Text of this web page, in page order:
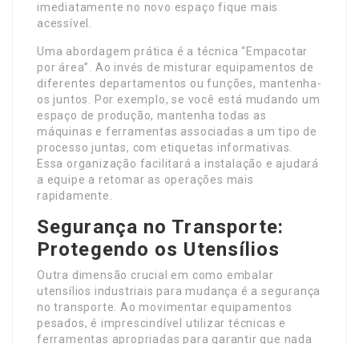
imediatamente no novo espaço fique mais
acessível.
Uma abordagem prática é a técnica “Empacotar
por área”. Ao invés de misturar equipamentos de
diferentes departamentos ou funções, mantenha-
os juntos. Por exemplo, se você está mudando um
espaço de produção, mantenha todas as
máquinas e ferramentas associadas a um tipo de
processo juntas, com etiquetas informativas.
Essa organização facilitará a instalação e ajudará
a equipe a retomar as operações mais
rapidamente.
Segurança no Transporte:
Protegendo os Utensílios
Outra dimensão crucial em como embalar
utensílios industriais para mudança é a segurança
no transporte. Ao movimentar equipamentos
pesados, é imprescindível utilizar técnicas e
ferramentas apropriadas para garantir que nada